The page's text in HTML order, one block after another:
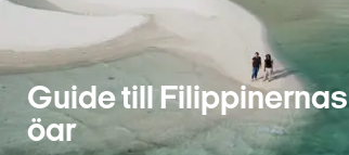
Guide till Filippinernas
öar